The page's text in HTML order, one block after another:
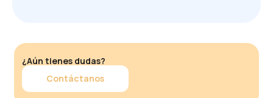
¿Aún tienes dudas?
Contáctanos